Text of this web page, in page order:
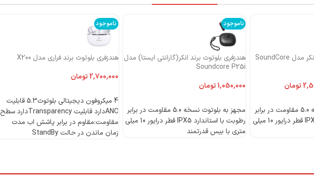
هندزفری بلوتوث برند انکر مدل SoundCore
تومان
مجهز به بلوتوث نسخه 5.0 مقاومت در برابر
رطوبت با استاندارد IPX5 قطر درایور 10 میلی
ناموجود
هندزفری بلوتوث برند انکر(گارانتی ایستا) مدل
Soundcore P25i
تومان
مجهز به بلوتوث نسخه 5.0 مقاومت در برابر
رطوبت با استاندارد IPX5 قطر درایور 10 میلی
متری با بیس قدرتمند
ناموجود
هندزفری بلوتوث برند فراری مدل X200
تومان
4 میکروفون دیجیتالی بلوتوث5.3 قابلیت
ANCدارد قابلیت Transparencyدارد سطح
مقاومت:مقاوم در برابر پاشش اب مدت
زمان ماندن در حالت StandBy